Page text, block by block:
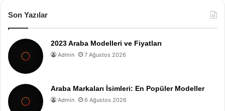
Son Yazılar
2023 Araba Modelleri ve Fiyatları
Admin 7 Ağustos 2026
Araba Markaları İsimleri: En Popüler Modeller
Admin 6 Ağustos 2026